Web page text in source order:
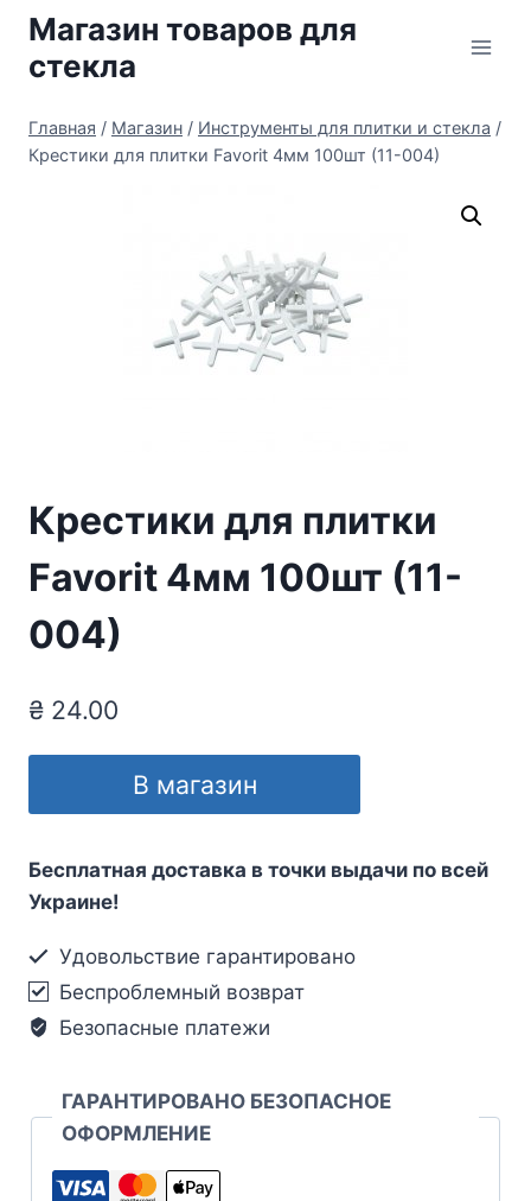
Перейти
содержимому
Магазин товаров для
стекла
Главная / Магазин / Инструменты для плитки и стекла /
Крестики для плитки Favorit 4мм 100шт (11-004)
Крестики для плитки
Favorit 4мм 100шт (11-
004)
₴ 24.00
В магазин
Бесплатная доставка в точки выдачи по всей
Украине!
Удовольствие гарантировано
Беспроблемный возврат
Безопасные платежи
ГАРАНТИРОВАНО БЕЗОПАСНОЕ
ОФОРМЛЕНИЕ